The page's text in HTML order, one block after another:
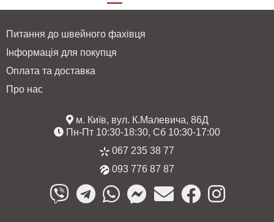
Питання до швейного фахівця
Інформація для покупця
Оплата та доставка
Про нас
м. Київ, вул. К.Малевича, 86Д
Пн-Пт 10:30-18:30, Сб 10:30-17:00
067 235 38 77
093 776 87 87